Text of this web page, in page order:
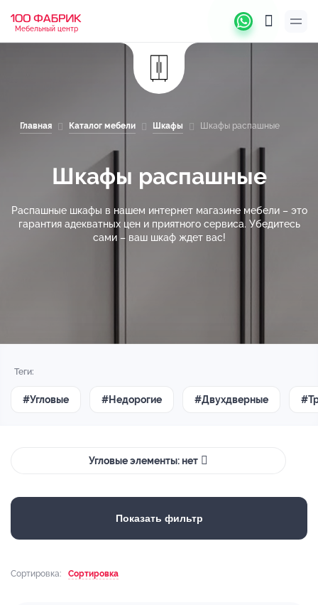
Мебельный центр
Главная Каталог мебели Шкафы Шкафы распашные
Шкафы распашные
Распашные шкафы в нашем интернет магазине мебели – это
гарантия адекватных цен и приятного сервиса. Убедитесь
сами – ваш шкаф ждет вас!
Теги:
#Угловые #Недорогие #Двухдверные
Угловые элементы: нет
Показать фильтр
Сортировка: Сортировка